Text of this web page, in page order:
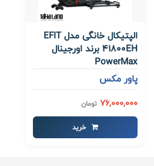
الپتیکال خانگی مدل EFIT
41800EH برند اورجینال
PowerMax
پاور مکس
76,000,000 تومان
خرید